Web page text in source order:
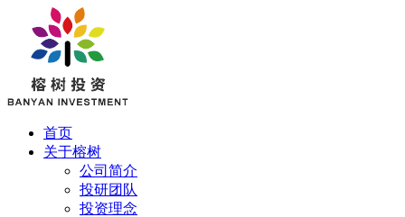
首页
关于榕树
公司简介
投研团队
投资理念